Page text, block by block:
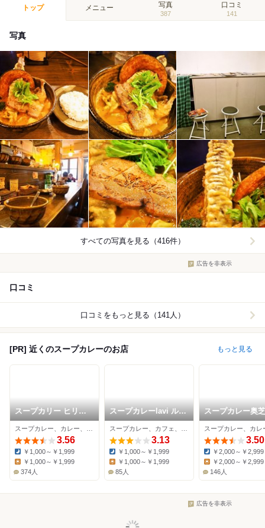
トップ メニュー 写真
387
口コミ
141
写真
すべての写真を見る（416件）
広告を非表示
口コミ
口コミをもっと見る（141人）
[PR] 近くのスープカレーのお店 もっと見る
スープカリー ヒリヒ
リオオドオリ
3.56
Dinner:
￥1,000～￥1,999
￥1,000～￥1,999
374人
スープカレーlavi ルト
ロワ店
3.13
Dinner:
￥1,000～￥1,999
Lunch:
￥1,000～￥1,999
85人
スープカレー奥
実家
3.50
Dinner:
￥2,000～￥2,999
￥2,000～￥2,999
146人
広告を非表示